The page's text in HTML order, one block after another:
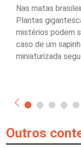
Nas matas
Plantas
mistérios podem
caso de um
miniaturizada
Outros